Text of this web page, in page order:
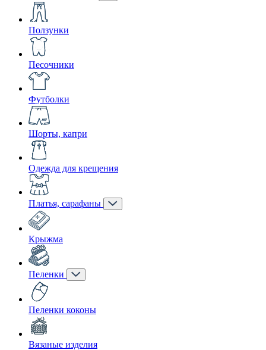
Ползунки
Песочники
Футболки
Шорты, капри
Одежда для крещения
Платья, сарафаны
Крыжма
Пеленки
Пеленки коконы
Вязаные изделия